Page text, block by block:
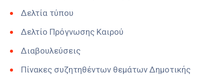
Δελτία τύπου
Δελτίο Πρόγνωσης Καιρού
Διαβουλεύσεις
Πίνακες συζητηθέντων θεμάτων Δημοτικής